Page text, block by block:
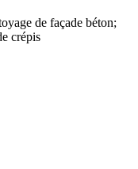
de façade béton;
crépis